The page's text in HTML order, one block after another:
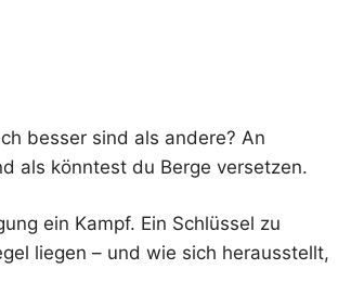
besser sind als andere? An
als könntest du Berge versetzen.
ein Kampf. Ein Schlüssel zu
liegen – und wie sich herausstellt,